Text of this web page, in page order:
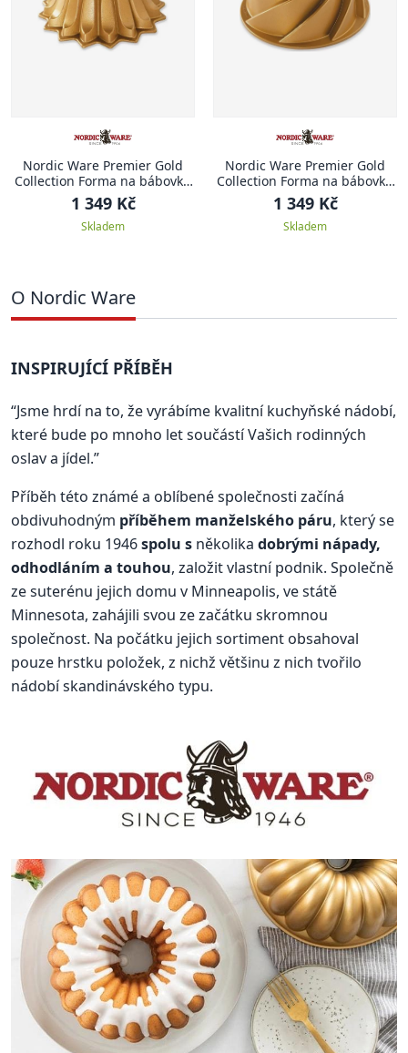
Nordic Ware Premier Gold
Collection Forma na bábovku
Lotus, zlatá, 1.2 l
1 349 Kč
Skladem
Nordic Ware Premier Gold
Collection Forma na bábovku
Heritage, zlatá, 1.4 l
1 349 Kč
Skladem
O Nordic Ware
INSPIRUJÍCÍ PŘÍBĚH
“Jsme hrdí na to, že vyrábíme kvalitní kuchyňské nádobí,
které bude po mnoho let součástí Vašich rodinných
oslav a jídel.”
Příběh této známé a oblíbené společnosti začíná
obdivuhodným příběhem manželského páru, který se
rozhodl roku 1946spolu s několika dobrými nápady,
odhodláním a touhou, založit vlastní podnik. Společně
ze suterénu jejich domu v Minneapolis, ve státě
Minnesota, zahájili svou ze začátku skromnou
společnost. Na počátku jejich sortiment obsahoval
pouze hrstku položek, z nichž většinu z nich tvořilo
nádobí skandinávského typu.